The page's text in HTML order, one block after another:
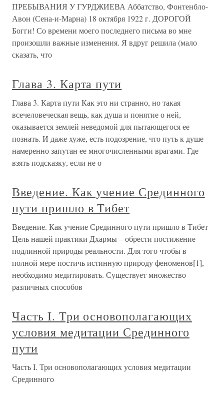
ПРЕБЫВАНИЯ У ГУРДЖИЕВА Аббатство, Фонтенбло-
Авон (Сена-и-Марна) 18 октября 1922 г. ДОРОГОЙ
Богги! Со времени моего последнего письма во мне
произошли важные изменения. Я вдруг решила (мало
сказать, что
Глава 3. Карта пути
Глава 3. Карта пути Как это ни странно, но такая
всечеловеческая вещь, как душа и понятие о ней,
оказывается землей неведомой для пытающегося ее
познать. И даже хуже, есть подозрение, что путь к душе
намеренно запутан ее многочисленными врагами. Где
взять подсказку, если не о
Введение. Как учение Срединного
пути пришло в Тибет
Введение. Как учение Срединного пути пришло в Тибет
Цель нашей практики Дхармы – обрести постижение
подлинной природы реальности. Для того чтобы в
полной мере постичь истинную природу феноменов[1],
необходимо медитировать. Существует множество
различных способов
Часть I. Три основополагающих
условия медитации Срединного
пути
Часть I. Три основополагающих условия медитации
Срединного